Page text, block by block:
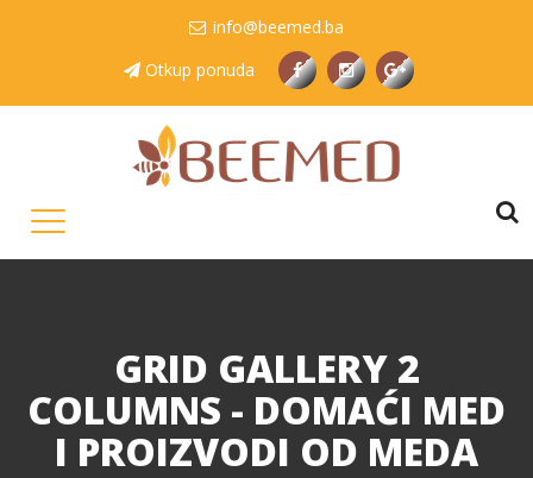
info@beemed.ba
Otkup ponuda
GRID GALLERY 2
COLUMNS - DOMAĆI MED
I PROIZVODI OD MEDA